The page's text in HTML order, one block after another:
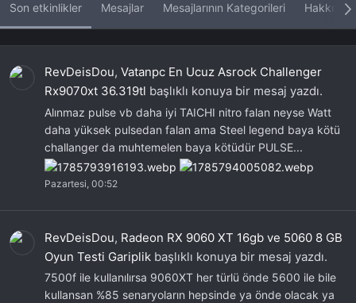
Son etkinlikler Mesajlar Mesajlarının Kategorileri Hakkında
RevDeisDou, Vatanpc En Ucuz Asrock Challenger
Rx9070xt 36.319tl başlıklı konuya bir mesaj yazdı.
Alınmaz pulse vb daha iyi TAICHI nitro falan neyse Watt
daha yüksek pulsedan falan ama Steel legend baya kötü
challanger da muhtemelen baya kötüdür PULSE...
Pazartesi, 00:52
RevDeisDou, Radeon RX 9060 XT 16gb ve 5060 8 GB
Oyun Testi Gariplik başlıklı konuya bir mesaj yazdı.
7500f ile kullanılırsa 9060XT her türlü önde 5600 ile bile
kullansan %85 senaryoların hepsinde ya önde olacak ya